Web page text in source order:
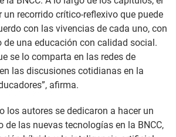
un recorrido crítico-reflexivo que puede
con las vivencias de cada uno, con
de una educación con calidad social.
se lo comparta en las redes de
las discusiones cotidianas en la
afirma.
los autores se dedicaron a hacer un
de las nuevas tecnologías en la BNCC,